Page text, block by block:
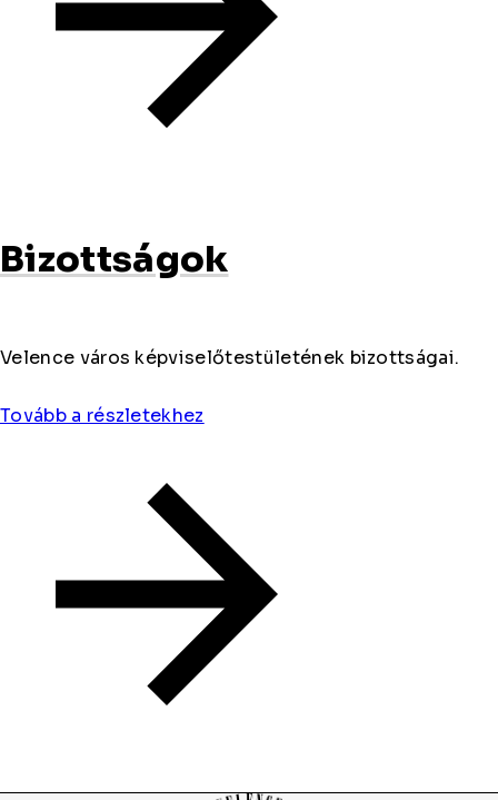
Bizottságok
Velence város képviselőtestületének bizottságai.
Tovább a részletekhez